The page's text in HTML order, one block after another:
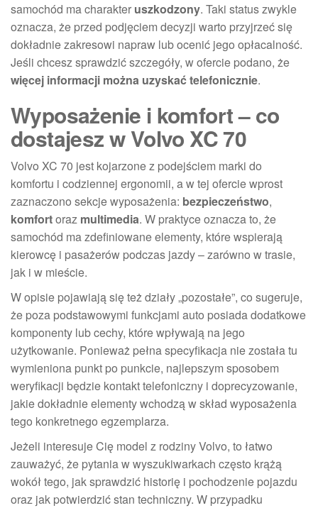
samochód ma charakter uszkodzony. Taki status zwykle
oznacza, że przed podjęciem decyzji warto przyjrzeć się
dokładnie zakresowi napraw lub ocenić jego opłacalność.
Jeśli chcesz sprawdzić szczegóły, w ofercie podano, że
więcej informacji można uzyskać telefonicznie.
Wyposażenie i komfort – co
dostajesz w Volvo XC 70
Volvo XC 70 jest kojarzone z podejściem marki do
komfortu i codziennej ergonomii, a w tej ofercie wprost
zaznaczono sekcje wyposażenia: bezpieczeństwo,
komfortoraz multimedia. W praktyce oznacza to, że
samochód ma zdefiniowane elementy, które wspierają
kierowcę i pasażerów podczas jazdy – zarówno w trasie,
jak i w mieście.
W opisie pojawiają się też działy „pozostałe”, co sugeruje,
że poza podstawowymi funkcjami auto posiada dodatkowe
komponenty lub cechy, które wpływają na jego
użytkowanie. Ponieważ pełna specyfikacja nie została tu
wymieniona punkt po punkcie, najlepszym sposobem
weryfikacji będzie kontakt telefoniczny i doprecyzowanie,
jakie dokładnie elementy wchodzą w skład wyposażenia
tego konkretnego egzemplarza.
Jeżeli interesuje Cię model z rodziny Volvo, to łatwo
zauważyć, że pytania w wyszukiwarkach często krążą
wokół tego, jak sprawdzić historię i pochodzenie pojazdu
oraz jak potwierdzić stan techniczny. W przypadku